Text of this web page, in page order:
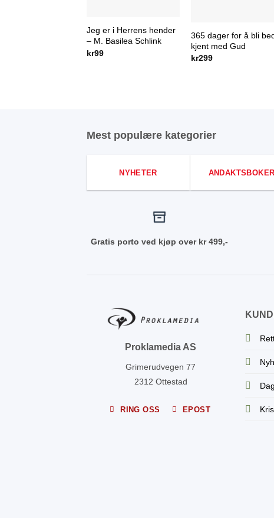
Jeg er i Herrens hender
– M. Basilea Schlink
kr99
365 dager for å bli
kjent med Gud
kr299
Mest populære kategorier
NYHETER ANDAKTSBOKER
Gratis porto ved kjøp over kr 499,-
Proklamedia AS
Grimerudvegen 77
2312 Ottestad
RING OSS EPOST